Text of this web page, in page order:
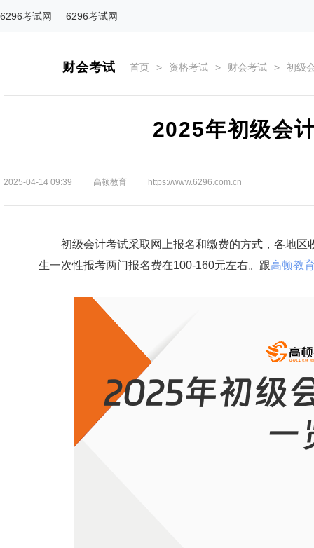
6296考试网 6296考试网
财会考试 首页 > 资格考试 > 财会考试 > 初级
2025年初级会
2025-04-14 09:39 高顿教育 https://www.6296.com.cn
初级会计考试采取网上报名和缴费的方式，各地区
生一次性报考两门报名费在100-160元左右。跟高顿教